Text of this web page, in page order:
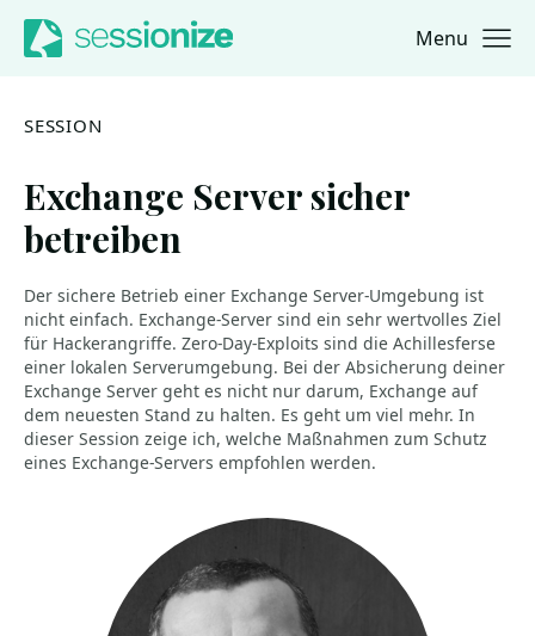
Jump to navigation
Jump to content Menu
SESSION
Exchange Server sicher
betreiben
Der sichere Betrieb einer Exchange Server-Umgebung ist
nicht einfach. Exchange-Server sind ein sehr wertvolles Ziel
für Hackerangriffe. Zero-Day-Exploits sind die Achillesferse
einer lokalen Serverumgebung. Bei der Absicherung deiner
Exchange Server geht es nicht nur darum, Exchange auf
dem neuesten Stand zu halten. Es geht um viel mehr. In
dieser Session zeige ich, welche Maßnahmen zum Schutz
eines Exchange-Servers empfohlen werden.